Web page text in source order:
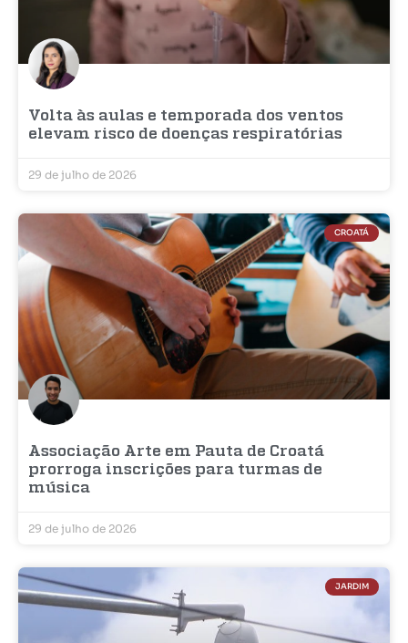
Volta às aulas e temporada dos ventos
elevam risco de doenças respiratórias
29 de julho de 2026
CROATÁ
Associação Arte em Pauta de Croatá
prorroga inscrições para turmas de
música
29 de julho de 2026
JARDIM